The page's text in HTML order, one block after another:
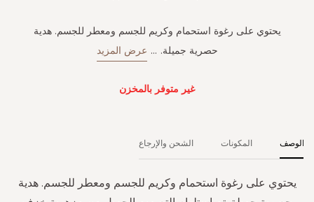
يحتوي على رغوة استحمام وكريم للجسم ومعطر للجسم. هدية
حصرية جميلة. ... عرض المزيد
غير متوفر بالمخزن
الوصف
يحتوي على رغوة استحمام وكريم للجسم ومعطر للجسم. هدية
المكونات الشحن والإرجاع